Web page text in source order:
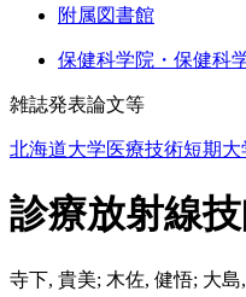
附属図書館
保健科学院・保健科
雑誌発表論文等
北海道大学医療技術短期大
診療放射線
寺下, 貴美; 木佐, 健悟; 大